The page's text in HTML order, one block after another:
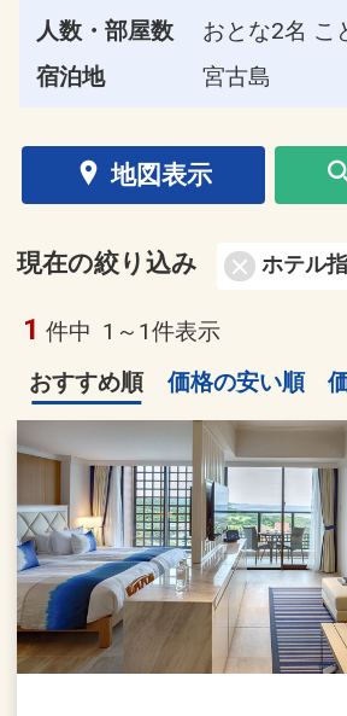
人数・部屋数
おとな2名 こ
宿泊地
宮古島
地図表示
現在の絞り込み ホテル
1 件中 1～1件表示
おすすめ順
価格の安い順